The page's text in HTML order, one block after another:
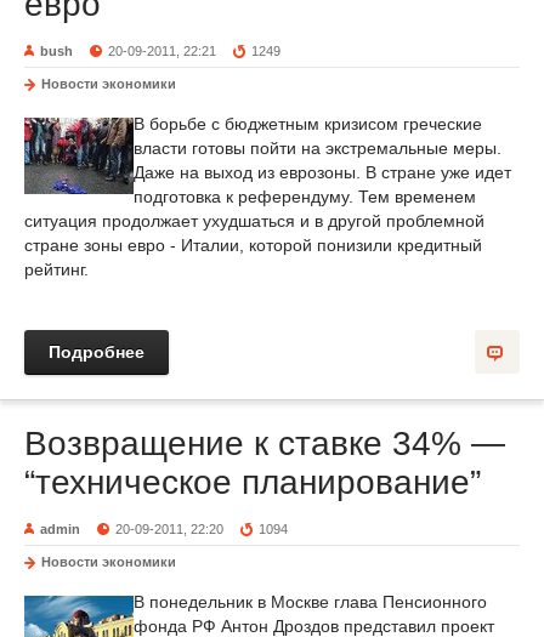
bush 20-09-2011, 22:21 1249
Новости экономики
В борьбе с бюджетным кризисом греческие
власти готовы пойти на экстремальные меры.
Даже на выход из еврозоны. В стране уже идет
подготовка к референдуму. Тем временем
ситуация продолжает ухудшаться и в другой проблемной
стране зоны евро - Италии, которой понизили кредитный
рейтинг.
Подробнее
Возвращение к ставке 34% —
“техническое планирование”
admin 20-09-2011, 22:20 1094
Новости экономики
В понедельник в Москве глава Пенсионного
фонда РФ Антон Дроздов представил проект